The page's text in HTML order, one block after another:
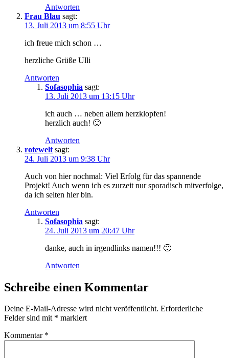
Antworten
Frau Blau sagt:
13. Juli 2013 um 8:55 Uhr
ich freue mich schon …
herzliche Grüße Ulli
Antworten
Sofasophia sagt:
13. Juli 2013 um 13:15 Uhr
ich auch … neben allem herzklopfen!
herzlich auch! 🙂
Antworten
rotewelt sagt:
24. Juli 2013 um 9:38 Uhr
Auch von hier nochmal: Viel Erfolg für das spannende
Projekt! Auch wenn ich es zurzeit nur sporadisch mitverfolge,
da ich selten hier bin.
Antworten
Sofasophia sagt:
24. Juli 2013 um 20:47 Uhr
danke, auch in irgendlinks namen!!! 🙂
Antworten
Schreibe einen Kommentar
Deine E-Mail-Adresse wird nicht veröffentlicht. Erforderliche
Felder sind mit * markiert
Kommentar *